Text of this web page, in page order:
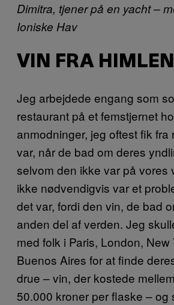
Dimitra, tjener på en yacht –
Ioniske Hav
VIN FRA HIMLEN
Jeg arbejdede engang som
restaurant på et femstjernet
anmodninger, jeg oftest fik fra
var, når de bad om deres
selvom den ikke var på vores
ikke nødvendigvis var et
det var, fordi den vin, de bad
anden del af verden. Jeg
med folk i Paris, London, New
Buenos Aires for at finde
drue – vin, der kostede
50.000 kroner per flaske – og